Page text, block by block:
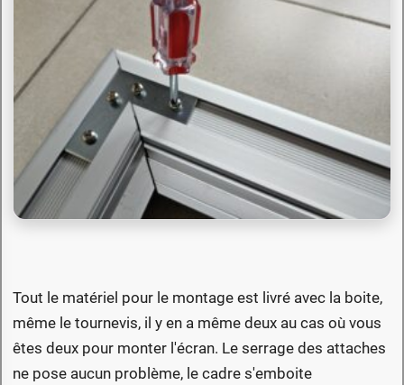
Tout le matériel pour le montage est livré avec la boite,
même le tournevis, il y en a même deux au cas où vous
êtes deux pour monter l'écran. Le serrage des attaches
ne pose aucun problème, le cadre s'emboite